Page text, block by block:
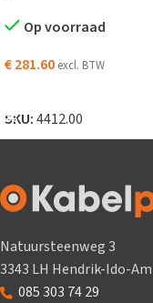
Op voorraad
€281.60 excl. BTW
SKU:4412.00
Natuursteenweg 3
3343 LH Hendrik-Ido-
085 303 74 29